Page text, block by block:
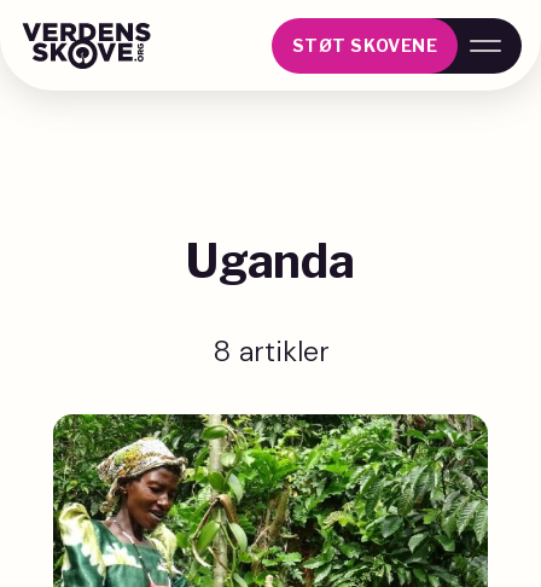
STØT SKOVENE
Uganda
8 artikler